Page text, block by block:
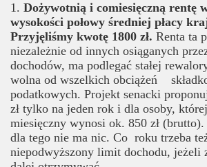
1. Dożywotnią i comiesięczną rentę
wysokości połowy średniej płacy
Przyjęliśmy kwotę 1800 zł. Renta ta
niezależnie od innych osiąganych
dochodów, ma podlegać stałej
wolna od wszelkich obciążeń
podatkowych. Projekt senacki
zł tylko na jeden rok i dla osoby,
miesięczny wynosi ok. 850 zł
dla tego nie ma nic. Co roku trzeba
niepodwyższony limit dochodu, jeżeli